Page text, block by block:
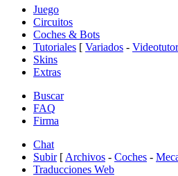
Juego
Circuitos
Coches & Bots
Tutoriales [ Variados -
Skins
Extras
Buscar
FAQ
Firma
Chat
Subir [ Archivos - Coches -
Traducciones Web